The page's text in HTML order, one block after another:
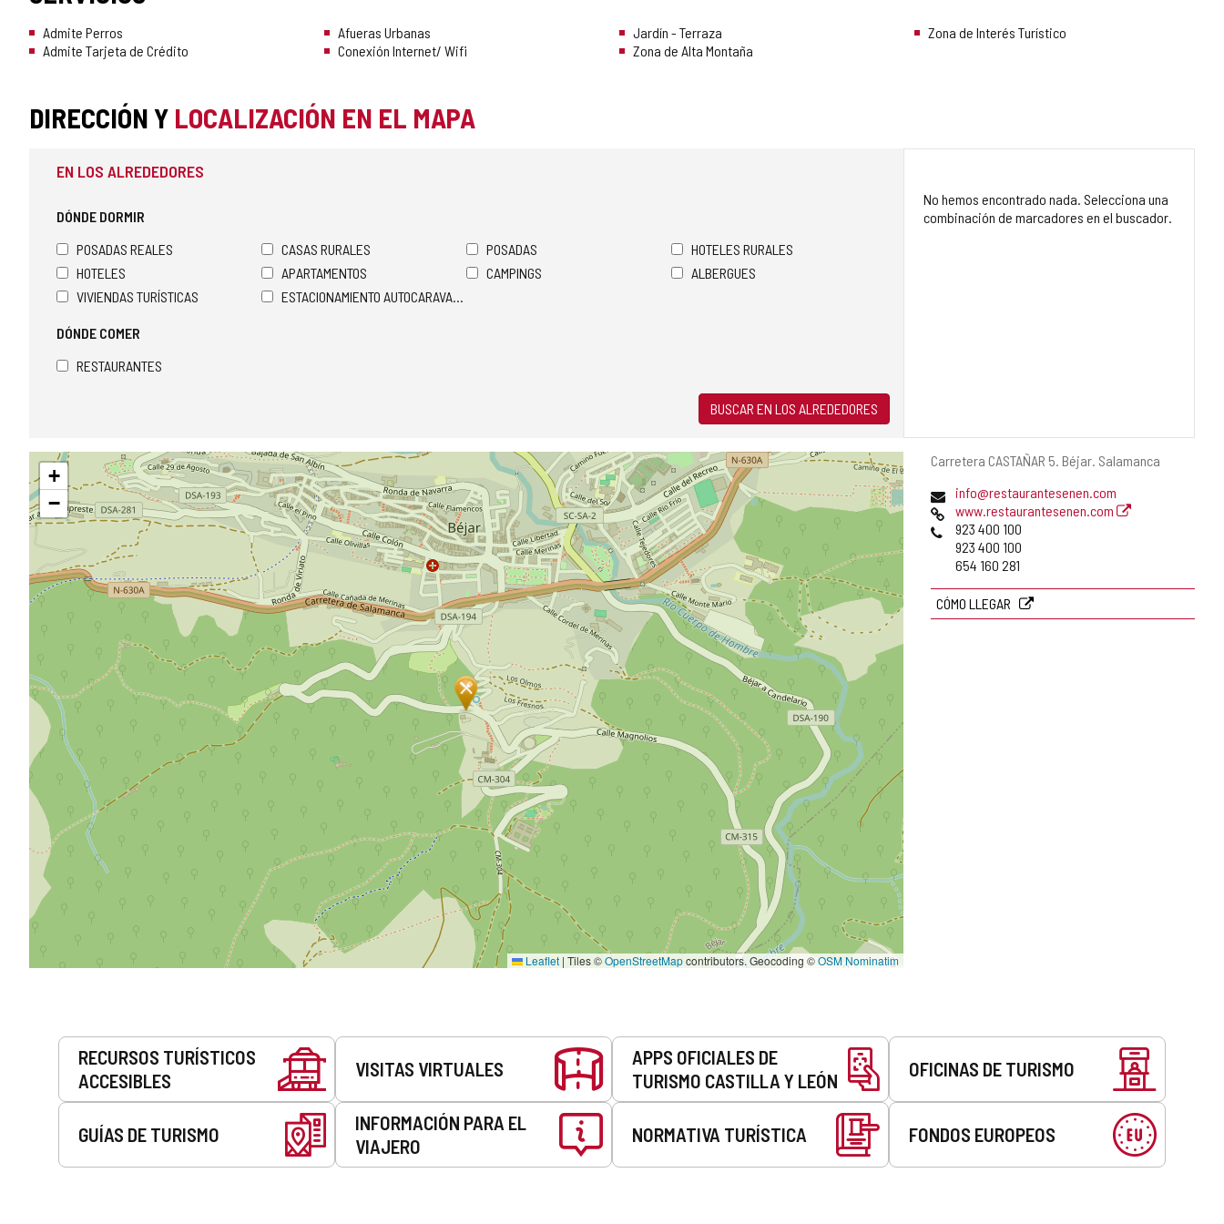
Admite Perros
Admite Tarjeta de Crédito
Afueras Urbanas
Conexión Internet/ Wifi
Jardín - Terraza
Zona de Alta Montaña
Zona de Interés Turístico
DIRECCIÓN Y LOCALIZACIÓN EN EL MAPA
Dirección
Carretera CASTAÑAR 5. Béjar. Salamanca
Dirección
de
correo
electrónico
info@restaurantesenen.com
Página
Web
www.restaurantesenen.com
Teléfonos
923 400 100
923 400 100
654 160 281
CÓMO LLEGAR
EN LOS ALREDEDORES
DÓNDE DORMIR
POSADAS REALES
CASAS RURALES POSADAS
HOTELES RURALES
HOTELES
APARTAMENTOS CAMPINGS
ALBERGUES
VIVIENDAS TURÍSTICAS
ESTACIONAMIENTO AUTOCARAVANAS
DÓNDE COMER
RESTAURANTES
BUSCAR EN LOS ALREDEDORES
No hemos encontrado nada. Selecciona una
combinación de marcadores en el buscador.
Saltar
mapa
+
−
Leaflet | Tiles ©OpenStreetMapcontributors. Geocoding ©OSM Nominatim
Servicios
RECURSOS TURÍSTICOS
ACCESIBLES
VISITAS VIRTUALES
APPS OFICIALES DE
TURISMO CASTILLA Y LEÓN
OFICINAS DE TURISMO
GUÍAS DE TURISMO
INFORMACIÓN PARA EL
VIAJERO
NORMATIVA TURÍSTICA FONDOS EUROPEOS